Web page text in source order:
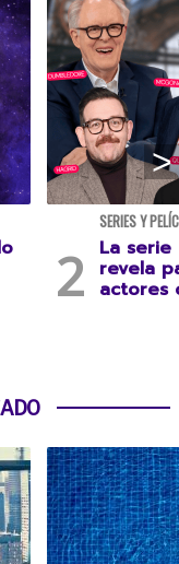
SERIES Y
La
revela
actores